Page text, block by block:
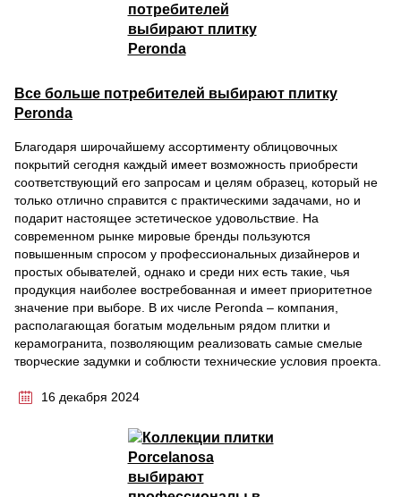
Все больше потребителей выбирают плитку
Peronda
Благодаря широчайшему ассортименту облицовочных
покрытий сегодня каждый имеет возможность приобрести
соответствующий его запросам и целям образец, который не
только отлично справится с практическими задачами, но и
подарит настоящее эстетическое удовольствие. На
современном рынке мировые бренды пользуются
повышенным спросом у профессиональных дизайнеров и
простых обывателей, однако и среди них есть такие, чья
продукция наиболее востребованная и имеет приоритетное
значение при выборе. В их числе Peronda – компания,
располагающая богатым модельным рядом плитки и
керамогранита, позволяющим реализовать самые смелые
творческие задумки и соблюсти технические условия проекта.
16 декабря 2024